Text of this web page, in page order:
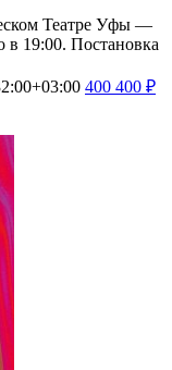
Театре Уфы —
в 19:00. Постановка
400 400 ₽